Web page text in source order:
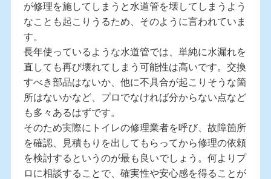
が修理を施してしまうと水道管を壊してしまうよう
なことも起こりうるため、そのように言われていま
す。
長年使っているような水道管では、単純に水漏れを
直しても再び壊れてしまう可能性は高いです。交換
すべき部品はないか、他に不具合が起こりそうな箇
所はないかなど、プロでなければ分からない点など
も多々あるはずです。
そのため実際にトイレの修理業者を呼び、故障箇所
を確認、見積もりを出してもらってから修理の依頼
を検討するというのが最も良いでしょう。何よりプ
ロに相談することで、確実性や安心感を得ることが